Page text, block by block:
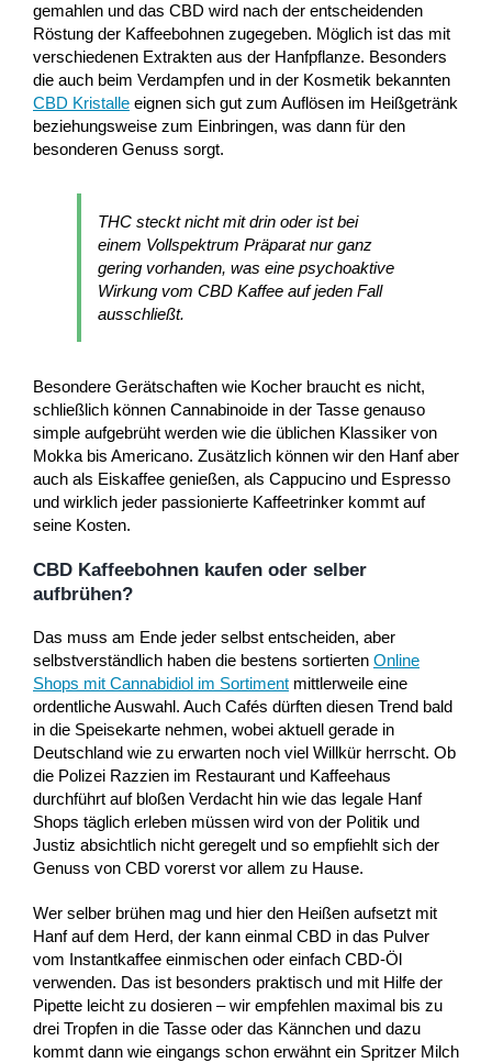
gemahlen und das CBD wird nach der entscheidenden
Röstung der Kaffeebohnen zugegeben. Möglich ist das mit
verschiedenen Extrakten aus der Hanfpflanze. Besonders
die auch beim Verdampfen und in der Kosmetik bekannten
CBD Kristalle eignen sich gut zum Auflösen im Heißgetränk
beziehungsweise zum Einbringen, was dann für den
besonderen Genuss sorgt.
THC steckt nicht mit drin oder ist bei
einem Vollspektrum Präparat nur ganz
gering vorhanden, was eine psychoaktive
Wirkung vom CBD Kaffee auf jeden Fall
ausschließt.
Besondere Gerätschaften wie Kocher braucht es nicht,
schließlich können Cannabinoide in der Tasse genauso
simple aufgebrüht werden wie die üblichen Klassiker von
Mokka bis Americano. Zusätzlich können wir den Hanf aber
auch als Eiskaffee genießen, als Cappucino und Espresso
und wirklich jeder passionierte Kaffeetrinker kommt auf
seine Kosten.
CBD Kaffeebohnen kaufen oder selber
aufbrühen?
Das muss am Ende jeder selbst entscheiden, aber
selbstverständlich haben die bestens sortierten Online
Shops mit Cannabidiol im Sortiment mittlerweile eine
ordentliche Auswahl. Auch Cafés dürften diesen Trend bald
in die Speisekarte nehmen, wobei aktuell gerade in
Deutschland wie zu erwarten noch viel Willkür herrscht. Ob
die Polizei Razzien im Restaurant und Kaffeehaus
durchführt auf bloßen Verdacht hin wie das legale Hanf
Shops täglich erleben müssen wird von der Politik und
Justiz absichtlich nicht geregelt und so empfiehlt sich der
Genuss von CBD vorerst vor allem zu Hause.
Wer selber brühen mag und hier den Heißen aufsetzt mit
Hanf auf dem Herd, der kann einmal CBD in das Pulver
vom Instantkaffee einmischen oder einfach CBD-Öl
verwenden. Das ist besonders praktisch und mit Hilfe der
Pipette leicht zu dosieren – wir empfehlen maximal bis zu
drei Tropfen in die Tasse oder das Kännchen und dazu
kommt dann wie eingangs schon erwähnt ein Spritzer Milch